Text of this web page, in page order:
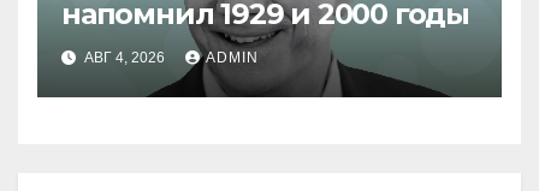
напомнил 1929 и 2000 годы
АВГ 4, 2026 ADMIN